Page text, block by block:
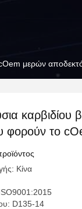
μερών
καρβιδίου
φορούν το
Κίνα
D135-14